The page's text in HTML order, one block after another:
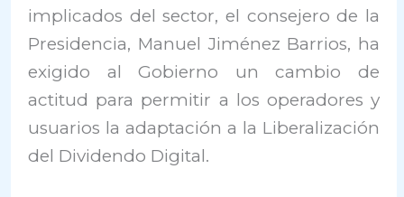
implicados del sector, el consejero de la
Presidencia, Manuel Jiménez Barrios, ha
exigido al Gobierno un cambio de
actitud para permitir a los operadores y
usuarios la adaptación a la Liberalización
del Dividendo Digital.